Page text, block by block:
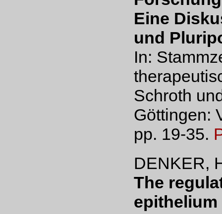
Eine
und
In:
Schroth
Göttingen:
pp. 19-35.
DENKER,
The